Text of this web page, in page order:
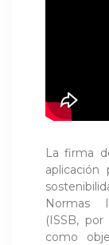
La firma
aplicación
Normas
(ISSB,
como